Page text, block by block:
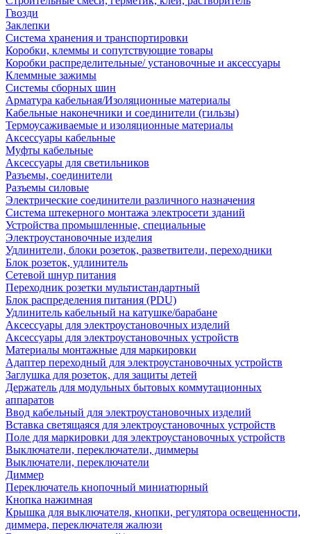
Гвозди
Заклепки
Система хранения и транспортировки
Коробки, клеммы и сопутствующие товары
Коробки распределительные/ установочные и аксессуары
Клеммные зажимы
Системы сборных шин
Арматура кабельная/Изоляционные материалы
Кабельные наконечники и соединители (гильзы)
Термоусаживаемые и изоляционные материалы
Аксессуары кабельные
Муфты кабельные
Аксессуары для светильников
Разъемы, соединители
Разъемы силовые
Электрические соединители различного назначения
Система штекерного монтажа электросети зданий
Устройства промышленные, специальные
Электроустановочные изделия
Удлинители, блоки розеток, разветвители, переходники
Блок розеток, удлинитель
Сетевой шнур питания
Переходник розетки мультистандартный
Блок распределения питания (PDU)
Удлинитель кабельный на катушке/барабане
Аксессуары для электроустановочных изделий
Аксессуары для электроустановочных устройств
Материалы монтажные для маркировки
Адаптер переходный для электроустановочных устройств
Заглушка для розеток, для защиты детей
Держатель для модульных бытовых коммутационных
аппаратов
Ввод кабельный для электроустановочных изделий
Вставка светящаяся для электроустановочных устройств
Поле для маркировки для электроустановочных устройств
Выключатели, переключатели, диммеры
Выключатели, переключатели
Диммер
Переключатель кнопочный миниатюрный
Кнопка нажимная
Крышка для выключателя, кнопки, регулятора освещенности,
диммера, переключателя жалюзи